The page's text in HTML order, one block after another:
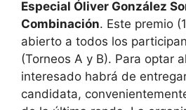
Especial Óliver González
Combinación. Este premio
abierto a todos los
(Torneos A y B). Para optar
interesado habrá de
candidata,